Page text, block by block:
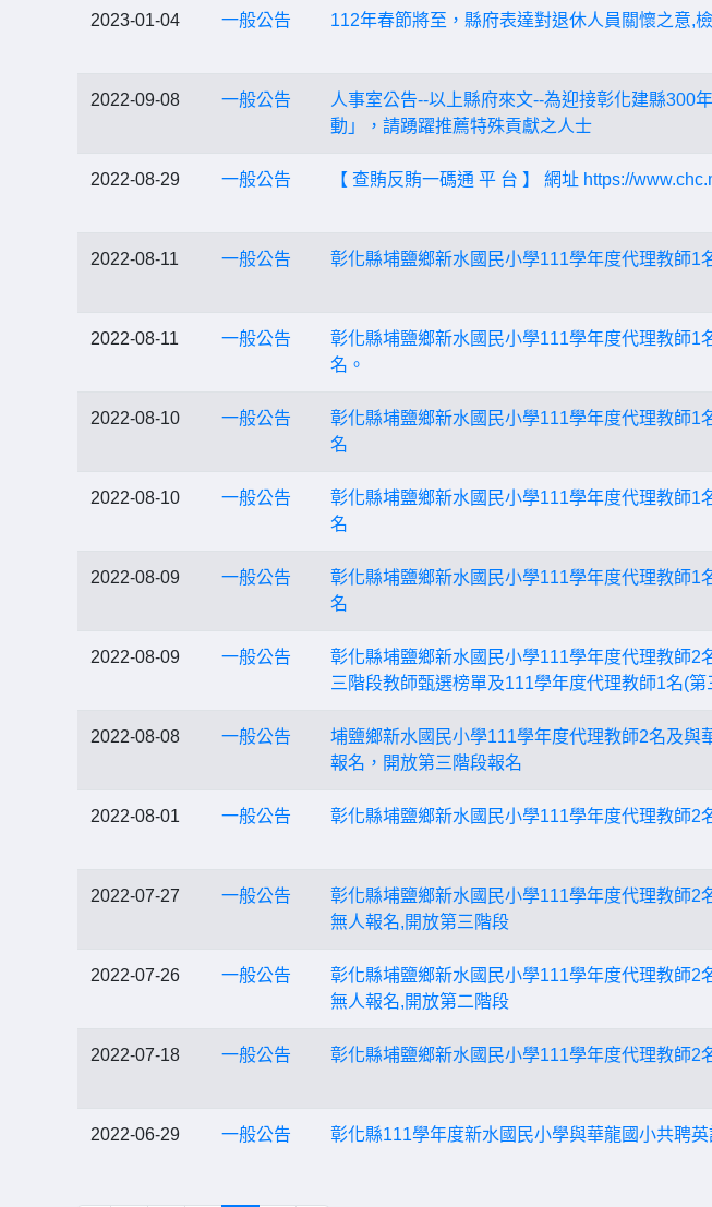
2023-01-04 一般公告 112年春節將至，縣府表達對退休人員關懷之意,
2022-09-08 一般公告
人事室公告--以上縣府來文--為迎接彰化建縣300
動」，請踴躍推薦特殊貢獻之人士
2022-08-29 一般公告 【 查賄反賄一碼通 平 台 】 網址 https://
2022-08-11 一般公告 彰化縣埔鹽鄉新水國民小學111學年度代理教師
2022-08-11 一般公告
彰化縣埔鹽鄉新水國民小學111學年度代理教師1
名。
2022-08-10 一般公告
彰化縣埔鹽鄉新水國民小學111學年度代理教師1
名
2022-08-10 一般公告
彰化縣埔鹽鄉新水國民小學111學年度代理教師1
名
2022-08-09 一般公告
彰化縣埔鹽鄉新水國民小學111學年度代理教師1
名
2022-08-09 一般公告
彰化縣埔鹽鄉新水國民小學111學年度代理教師2
三階段教師甄選榜單及111學年度代理教師1名(
2022-08-08 一般公告
埔鹽鄉新水國民小學111學年度代理教師2名及與
報名，開放第三階段報名
2022-08-01 一般公告 彰化縣埔鹽鄉新水國民小學111學年度代理教師
2022-07-27 一般公告
彰化縣埔鹽鄉新水國民小學111學年度代理教師
無人報名,開放第三階段
2022-07-26 一般公告
彰化縣埔鹽鄉新水國民小學111學年度代理教師
無人報名,開放第二階段
2022-07-18 一般公告 彰化縣埔鹽鄉新水國民小學111學年度代理教師
2022-06-29 一般公告 彰化縣111學年度新水國民小學與華龍國小共聘